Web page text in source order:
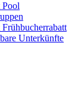
Pool
Unterkünfte